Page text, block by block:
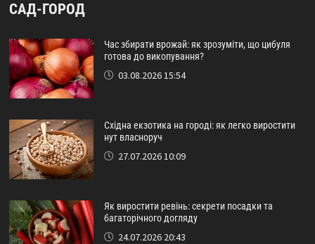
САД-ГОРОД
Час збирати врожай: як зрозуміти, що цибуля
готова до викопування?
03.08.2026 15:54
Східна екзотика на городі: як легко виростити
нут власноруч
27.07.2026 10:09
Як виростити ревінь: секрети посадки та
багаторічного догляду
24.07.2026 20:43